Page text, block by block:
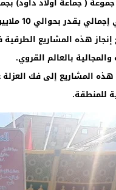
يقدر بحوالي 10 ملايين درهم.
هذه المشاريع
والمجالية بالعالم القروي.
المشاريع إلى فك العزلة
للمنطقة.